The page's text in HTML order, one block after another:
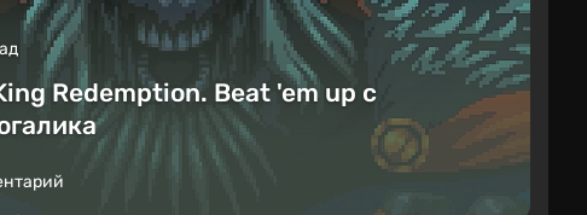
Redemption. Beat 'em up с